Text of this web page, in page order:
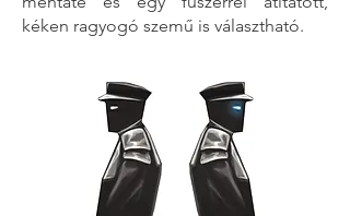
kéken ragyogó szemű is választható.